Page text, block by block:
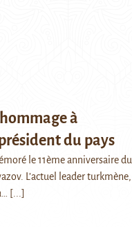
à
du pays
le 11ème anniversaire du
L’actuel leader turkmène,
[...]